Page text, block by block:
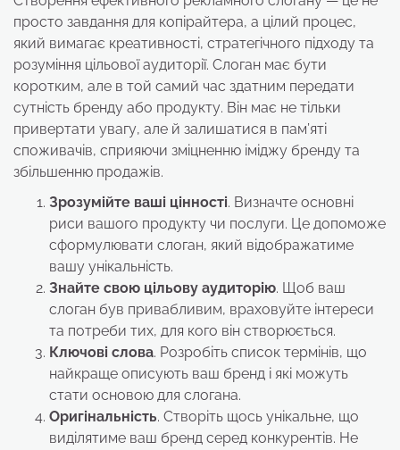
просто завдання для копірайтера, а цілий процес,
який вимагає креативності, стратегічного підходу та
розуміння цільової аудиторії. Слоган має бути
коротким, але в той самий час здатним передати
сутність бренду або продукту. Він має не тільки
привертати увагу, але й залишатися в пам’яті
споживачів, сприяючи зміцненню іміджу бренду та
збільшенню продажів.
Зрозумійте ваші цінності. Визначте основні
риси вашого продукту чи послуги. Це допоможе
сформулювати слоган, який відображатиме
вашу унікальність.
Знайте свою цільову аудиторію. Щоб ваш
слоган був привабливим, враховуйте інтереси
та потреби тих, для кого він створюється.
Ключові слова. Розробіть список термінів, що
найкраще описують ваш бренд і які можуть
стати основою для слогана.
Оригінальність. Створіть щось унікальне, що
виділятиме ваш бренд серед конкурентів. Не